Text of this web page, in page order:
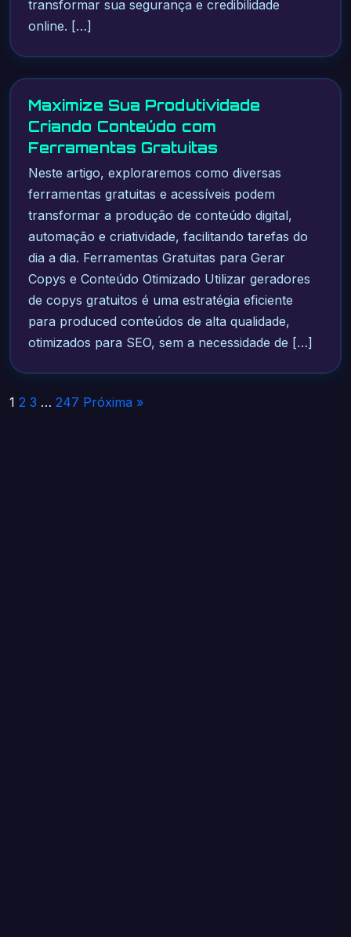
transformar sua segurança e credibilidade
online. […]
Maximize Sua Produtividade
Criando Conteúdo com
Ferramentas Gratuitas
Neste artigo, exploraremos como diversas
ferramentas gratuitas e acessíveis podem
transformar a produção de conteúdo digital,
automação e criatividade, facilitando tarefas do
dia a dia. Ferramentas Gratuitas para Gerar
Copys e Conteúdo Otimizado Utilizar geradores
de copys gratuitos é uma estratégia eficiente
para produced conteúdos de alta qualidade,
otimizados para SEO, sem a necessidade de […]
Paginação
1 2 3 … 247 Próxima »